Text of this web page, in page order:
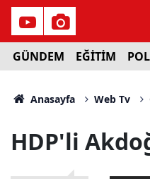
GÜNDEM EĞİTİM
Anasayfa Web Tv
HDP'li